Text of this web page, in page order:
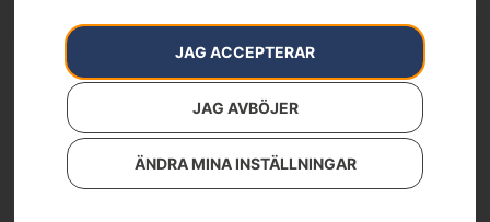
JAG ACCEPTERAR
JAG AVBÖJER
ÄNDRA MINA INSTÄLLNINGAR